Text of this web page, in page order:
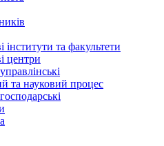
інститути та факультети
центри
та науковий процес